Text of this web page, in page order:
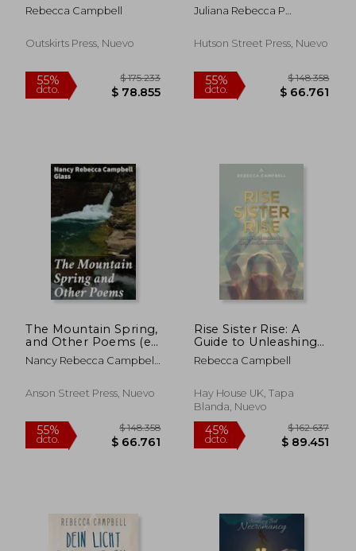
45%
dcto.
$ 168.663
$ 92.765
55%
dcto.
Rebecca Campbell
Outskirts Press, Nuevo
Juliana Rebecca P
Hutson Street Press, Nuevo
The Mountain Spring,
and Other Poems (en
Inglés)
Nancy Rebecca Campbell
Anson Street Press, Nuevo
Rise Sister Rise: A
Guide to Unleashing
the Wise, Wild
Woman Within
Rebecca Campbell
Hay House UK, Tapa
Blanda, Nuevo